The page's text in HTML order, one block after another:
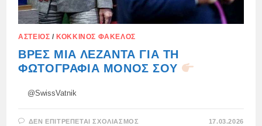
ΑΣΤΕΊΟΣ / ΚΌΚΚΙΝΟΣ ΦΆΚΕΛΟΣ
ΒΡΕΣ ΜΙΑ ΛΕΖΆΝΤΑ ΓΙΑ ΤΗ
ΦΩΤΟΓΡΑΦΊΑ ΜΌΝΟΣ ΣΟΥ
@SwissVatnik
ΔΕΝ ΕΠΙΤΡΈΠΕΤΑΙ ΣΧΟΛΙΑΣΜΌΣ 17.03.2026